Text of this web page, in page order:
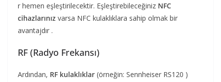
r hemen eşleştirilecektir. Eşleştirebileceğiniz NFC
cihazlarınız varsa NFC kulaklıklara sahip olmak bir
avantajdır .
RF (Radyo Frekansı)
Ardından, RF kulaklıklar (örneğin: Sennheiser RS120 )